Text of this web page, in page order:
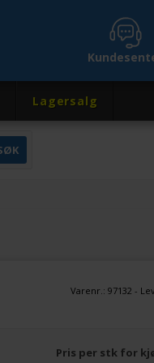
Lagersalg
Varenr.: 97132 -
Pris per stk for